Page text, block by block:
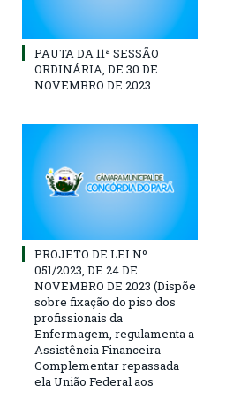
PAUTA DA 11ª SESSÃO
ORDINÁRIA, DE 30 DE
NOVEMBRO DE 2023
PROJETO DE LEI Nº
051/2023, DE 24 DE
NOVEMBRO DE 2023 (Dispõe
sobre fixação do piso dos
profissionais da
Enfermagem, regulamenta a
Assistência Financeira
Complementar repassada
ela União Federal aos